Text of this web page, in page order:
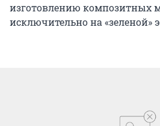
изготовлению композитных
исключительно на «зеленой»